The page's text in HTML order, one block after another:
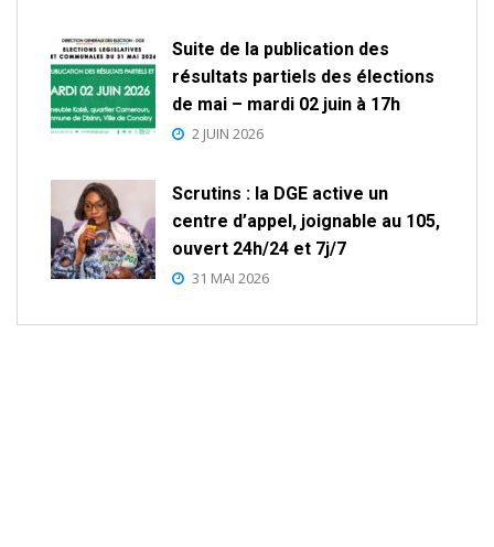
Suite de la publication des
résultats partiels des élections
de mai – mardi 02 juin à 17h
2 JUIN 2026
Scrutins : la DGE active un
centre d’appel, joignable au 105,
ouvert 24h/24 et 7j/7
31 MAI 2026